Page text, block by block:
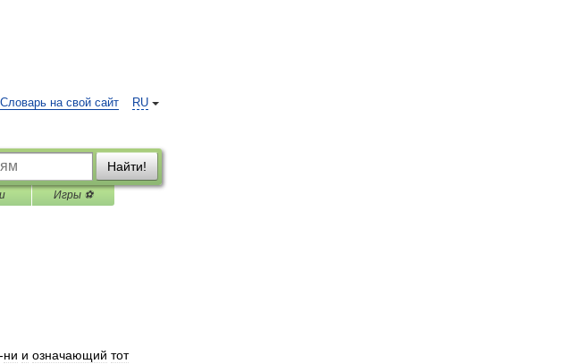
RU
Словарь на свой сайт
Найти!
Игры ⚽
-ни и означающий тот